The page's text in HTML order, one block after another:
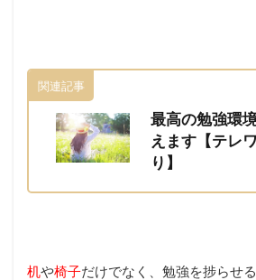
関連記事
最高の勉強環
えます【テレ
り】
机や椅子だけでなく、勉強を捗らせる